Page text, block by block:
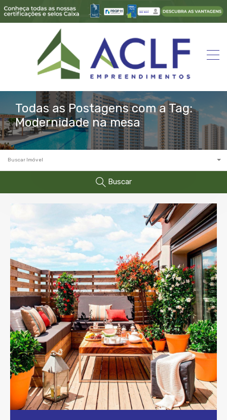
Todas as Postagens com a Tag:
Modernidade na mesa
Buscar Imóvel
Buscar